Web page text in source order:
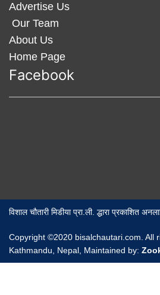
Advertise Us
Our Team
About Us
Home Page
Facebook
विशाल चौतारी मिडीया प्रा.ली. द्धारा प्रकाशित
Copyright ©2020 bisalchautari.com. All
Kathmandu, Nepal, Maintained by: